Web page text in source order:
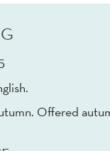
Offered